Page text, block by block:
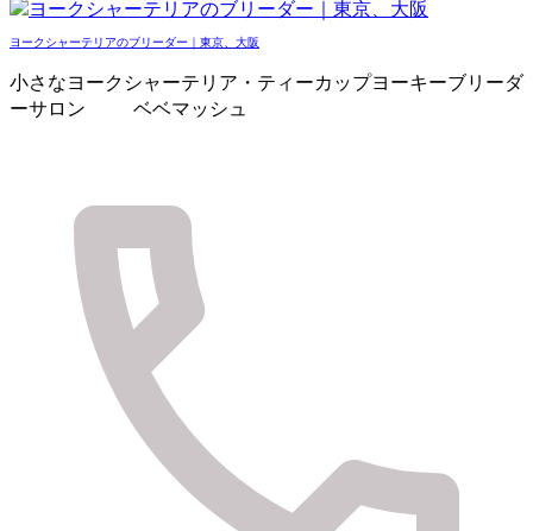
ヨークシャーテリアのブリーダー｜東京、大阪
小さなヨークシャーテリア・ティーカップヨーキーブリーダ
ーサロン ベベマッシュ